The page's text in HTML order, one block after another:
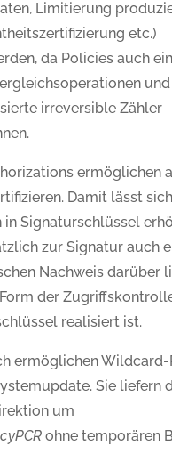
Limitierung
etc.)
da Policies auch
irreversible Zähler
ermöglichen
Damit lässt
in Signaturschlüssel
zur Signatur auch
Nachweis darüber
der
realisiert ist.
ermöglichen
Sie liefern
um
ohne temporären